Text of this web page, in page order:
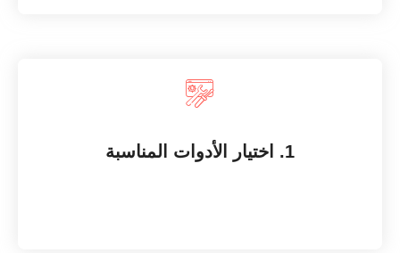
1. اختيار الأدوات المناسبة
استشاراتنا تضمن لك اختيار أفضل أدوات التغليف لمنتجاتك